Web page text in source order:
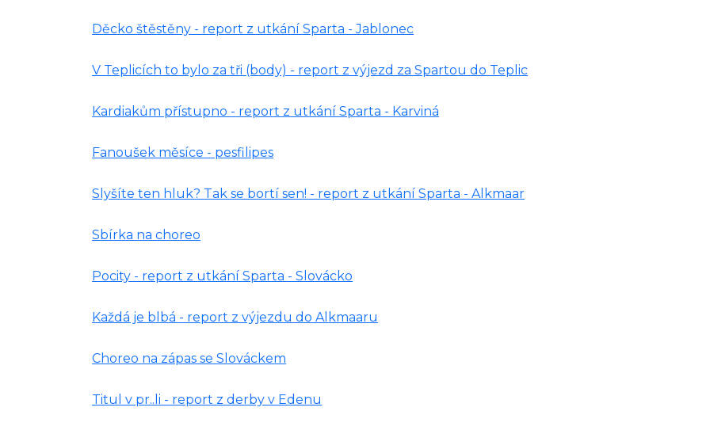
Děcko štěstěny - report z utkání Sparta - Jablonec
V Teplicích to bylo za tři (body) - report z výjezd za Spartou do Teplic
Kardiakům přístupno - report z utkání Sparta - Karviná
Fanoušek měsíce - pesfilipes
Slyšíte ten hluk? Tak se bortí sen! - report z utkání Sparta - Alkmaar
Sbírka na choreo
Pocity - report z utkání Sparta - Slovácko
Každá je blbá - report z výjezdu do Alkmaaru
Choreo na zápas se Slováckem
Titul v pr..li - report z derby v Edenu